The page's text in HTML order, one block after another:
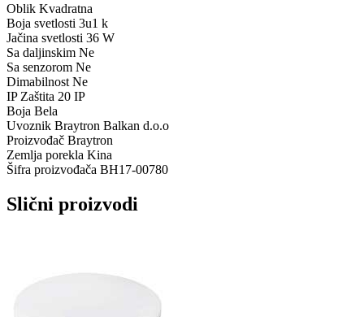
Oblik Kvadratna
Boja svetlosti 3u1 k
Jačina svetlosti 36 W
Sa daljinskim Ne
Sa senzorom Ne
Dimabilnost Ne
IP Zaštita 20 IP
Boja Bela
Uvoznik Braytron Balkan d.o.o
Proizvođač Braytron
Zemlja porekla Kina
Šifra proizvođača BH17-00780
Slični proizvodi